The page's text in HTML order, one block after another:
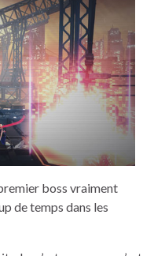
boss vraiment
de temps dans les